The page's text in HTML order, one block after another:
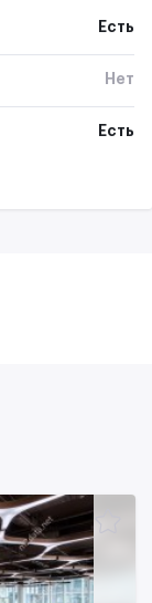
Есть
Нет
Есть